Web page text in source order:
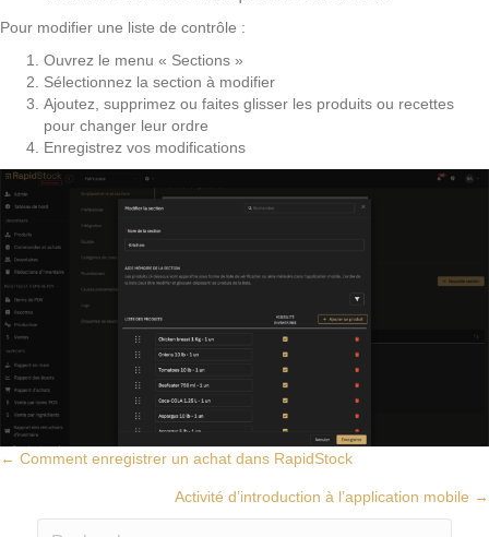
Pour modifier une liste de contrôle :
Ouvrez le menu « Sections »
Sélectionnez la section à modifier
Ajoutez, supprimez ou faites glisser les produits ou recettes
pour changer leur ordre
Enregistrez vos modifications
Posts
navigation
← Comment enregistrer un achat dans RapidStock
Activité d’introduction à l’application mobile →